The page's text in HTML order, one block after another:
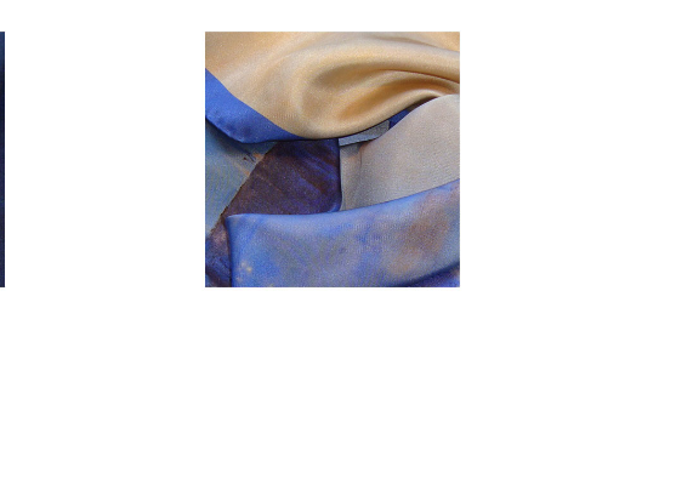
SEIDENTWILL HERMÈS-
QUALITÄT
Seide